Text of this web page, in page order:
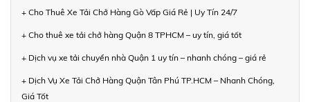
+ Cho Thuê Xe Tải Chở Hàng Gò Vấp Giá Rẻ | Uy Tín 24/7
+ Cho thuê xe tải chở hàng Quận 8 TPHCM – uy tín, giá tốt
+ Dịch vụ xe tải chuyển nhà Quận 1 uy tín – nhanh chóng – giá rẻ
+ Dịch Vụ Xe Tải Chở Hàng Quận Tân Phú TP.HCM – Nhanh Chóng,
Giá Tốt